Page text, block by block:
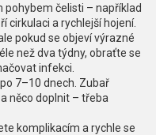
pohybem čelisti – například
cirkulaci a rychlejší hojení.
pokud se objeví výrazné
než dva týdny, obraťte se
infekci.
7–10 dnech. Zubař
něco doplnit – třeba
komplikacím a rychle se